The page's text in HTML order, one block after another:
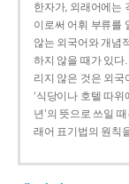
한자가, 외래어에는
이로써 어휘 부류를
않는 외국어와 개념
하지 않을 때가 있다
리지 않은 것은 외국
‘식당이나 호텔 따위
년’의 뜻으로 쓰일
래어 표기법의 원칙